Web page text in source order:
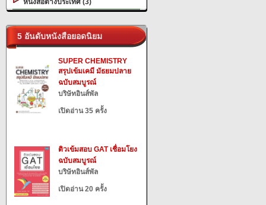
หนังสือต่างประเทศ (3)
5 อันดับหนังสือยอดนิยม
SUPER CHEMISTRY
สรุปเข้มเคมี มัธยมปลาย
ฉบับสมบูรณ์
บริษัทอินส์พัล
เปิดอ่าน 35 ครั้ง
ติวเข้มสอบ GAT เชื่อมโยง
ฉบับสมบูรณ์
บริษัทอินส์พัล
เปิดอ่าน 20 ครั้ง